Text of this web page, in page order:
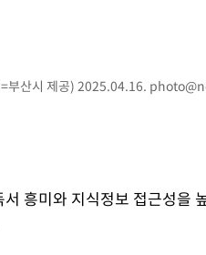
부산시 제공) 2025.04.16.
흥미와 지식정보 접근성을